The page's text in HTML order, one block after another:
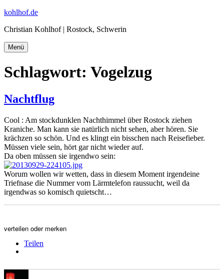
Zum
springen
kohlhof.de
Christian Kohlhof | Rostock, Schwerin
Menü
Schlagwort: Vogelzug
Nachtflug
Cool : Am stockdunklen Nachthimmel über Rostock ziehen
Kraniche. Man kann sie natürlich nicht sehen, aber hören. Sie
krächzen so schön. Und es klingt ein bisschen nach Reisefieber.
Müssen viele sein, hört gar nicht wieder auf.
Da oben müssen sie irgendwo sein:
Worum wollen wir wetten, dass in diesem Moment irgendeine
Triefnase die Nummer vom Lärmtelefon raussucht, weil da
irgendwas so komisch quietscht…
verteilen oder merken
Teilen